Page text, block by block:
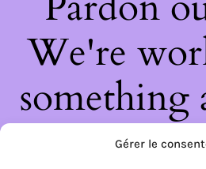
Gérer le
We're
something
— check